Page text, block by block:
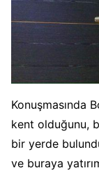
Konuşmasında
kent olduğunu,
bir yerde
ve buraya